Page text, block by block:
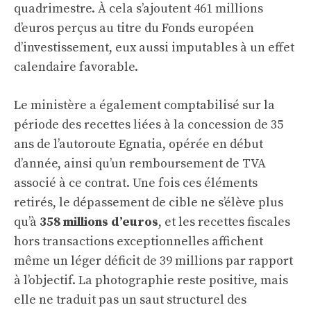
quadrimestre. À cela s’ajoutent 461 millions
d’euros perçus au titre du Fonds européen
d’investissement, eux aussi imputables à un effet
calendaire favorable.
Le ministère a également comptabilisé sur la
période des recettes liées à la concession de 35
ans de l’autoroute Egnatia, opérée en début
d’année, ainsi qu’un remboursement de TVA
associé à ce contrat. Une fois ces éléments
retirés, le dépassement de cible ne s’élève plus
qu’à 358 millions d’euros, et les recettes fiscales
hors transactions exceptionnelles affichent
même un léger déficit de 39 millions par rapport
à l’objectif. La photographie reste positive, mais
elle ne traduit pas un saut structurel des